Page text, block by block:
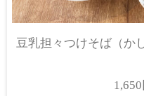
豆乳担々つけそば（か
1,650